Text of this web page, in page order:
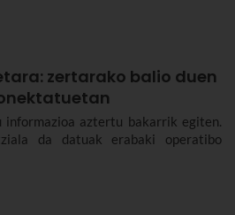
zertarako balio duen
informazioa aztertu bakarrik egiten.
da datuak erabaki operatibo